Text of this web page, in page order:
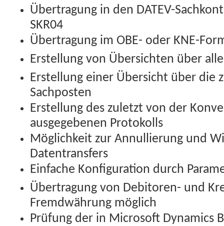
Übertragung in den DATEV-
SKR04
Übertragung im OBE- oder KNE-
Erstellung von Übersichten über
Erstellung einer Übersicht über die
Sachposten
Erstellung des zuletzt von der
ausgegebenen Protokolls
Möglichkeit zur Annullierung und
Datentransfers
Einfache Konfiguration durch
Übertragung von Debitoren- und
Fremdwährung möglich
Prüfung der in Microsoft Dynamics